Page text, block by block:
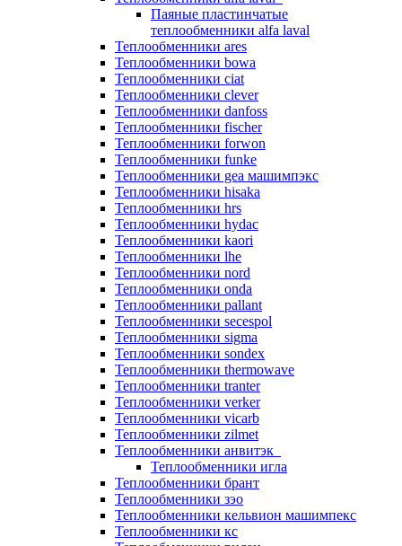
Паяные пластинчатые
теплообменники alfa laval
Теплообменники ares
Теплообменники bowa
Теплообменники ciat
Теплообменники clever
Теплообменники danfoss
Теплообменники fischer
Теплообменники forwon
Теплообменники funke
Теплообменники gea машимпэкс
Теплообменники hisaka
Теплообменники hrs
Теплообменники hydac
Теплообменники kaori
Теплообменники lhe
Теплообменники nord
Теплообменники onda
Теплообменники pallant
Теплообменники secespol
Теплообменники sigma
Теплообменники sondex
Теплообменники thermowave
Теплообменники tranter
Теплообменники verker
Теплообменники vicarb
Теплообменники zilmet
Теплообменники анвитэк
Теплообменники игла
Теплообменники брант
Теплообменники зэо
Теплообменники кельвион машимпекс
Теплообменники кс